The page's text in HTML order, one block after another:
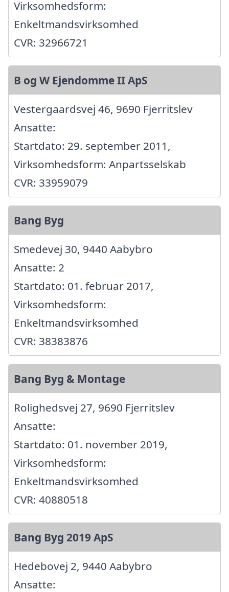
Virksomhedsform:
Enkeltmandsvirksomhed
CVR: 32966721
B og W Ejendomme II ApS
Vestergaardsvej 46, 9690 Fjerritslev
Ansatte:
Startdato: 29. september 2011,
Virksomhedsform: Anpartsselskab
CVR: 33959079
Bang Byg
Smedevej 30, 9440 Aabybro
Ansatte: 2
Startdato: 01. februar 2017,
Virksomhedsform:
Enkeltmandsvirksomhed
CVR: 38383876
Bang Byg & Montage
Rolighedsvej 27, 9690 Fjerritslev
Ansatte:
Startdato: 01. november 2019,
Virksomhedsform:
Enkeltmandsvirksomhed
CVR: 40880518
Bang Byg 2019 ApS
Hedebovej 2, 9440 Aabybro
Ansatte: